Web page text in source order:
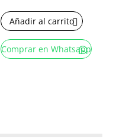
Añadir al carrito
Comprar en Whatsapp